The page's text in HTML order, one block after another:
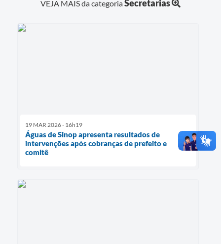
VEJA MAIS da categoriaSecretarias
19 MAR 2026 - 16h19
Águas de Sinop apresenta resultados de
intervenções após cobranças de prefeito e
comitê